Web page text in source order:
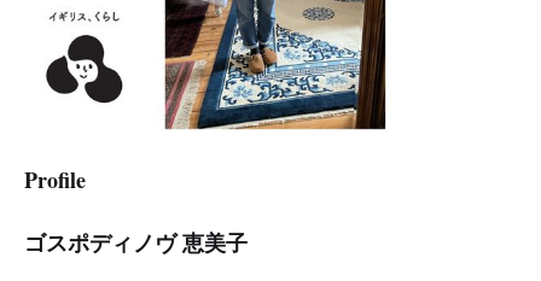
Profile
ゴスポディノヴ 恵美子